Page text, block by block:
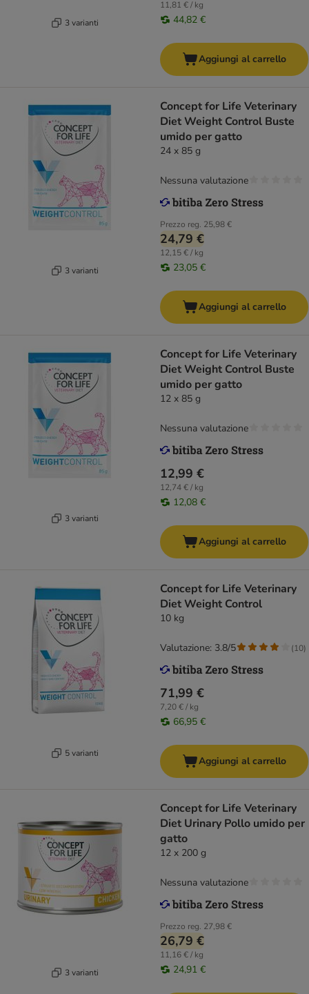
3 varianti
11,81 € / kg
44,82 €
Aggiungi al carrello
3 varianti
Concept for Life Veterinary
Diet Weight Control Buste
umido per gatto
24 x 85 g
Prezzo reg. 25,98 €
24,79 €
12,15 € / kg
23,05 €
Nessuna valutazione
Aggiungi al carrello
3 varianti
Concept for Life Veterinary
Diet Weight Control Buste
umido per gatto
12 x 85 g
12,99 €
12,74 € / kg
12,08 €
Nessuna valutazione
Aggiungi al carrello
5 varianti
Concept for Life Veterinary
Diet Weight Control
10 kg
71,99 €
7,20 € / kg
66,95 €
Valutazione: 3.8/5 (10)
Aggiungi al carrello
3 varianti
Concept for Life Veterinary
Diet Urinary Pollo umido per
gatto
12 x 200 g
Prezzo reg. 27,98 €
26,79 €
11,16 € / kg
24,91 €
Nessuna valutazione